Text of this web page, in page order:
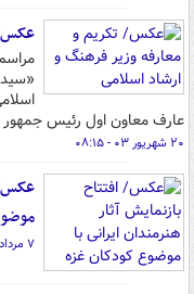
عکس/
عارف معاون اول رئیس جمهور
۲۰ شهریور ۰۳ - ۰۸:۱۵
عکس/
۷ مرداد ۰۳ - ۰۹:۴۵